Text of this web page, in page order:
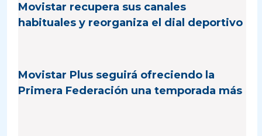
Movistar recupera sus canales
habituales y reorganiza el dial deportivo
Movistar Plus seguirá ofreciendo la
Primera Federación una temporada más